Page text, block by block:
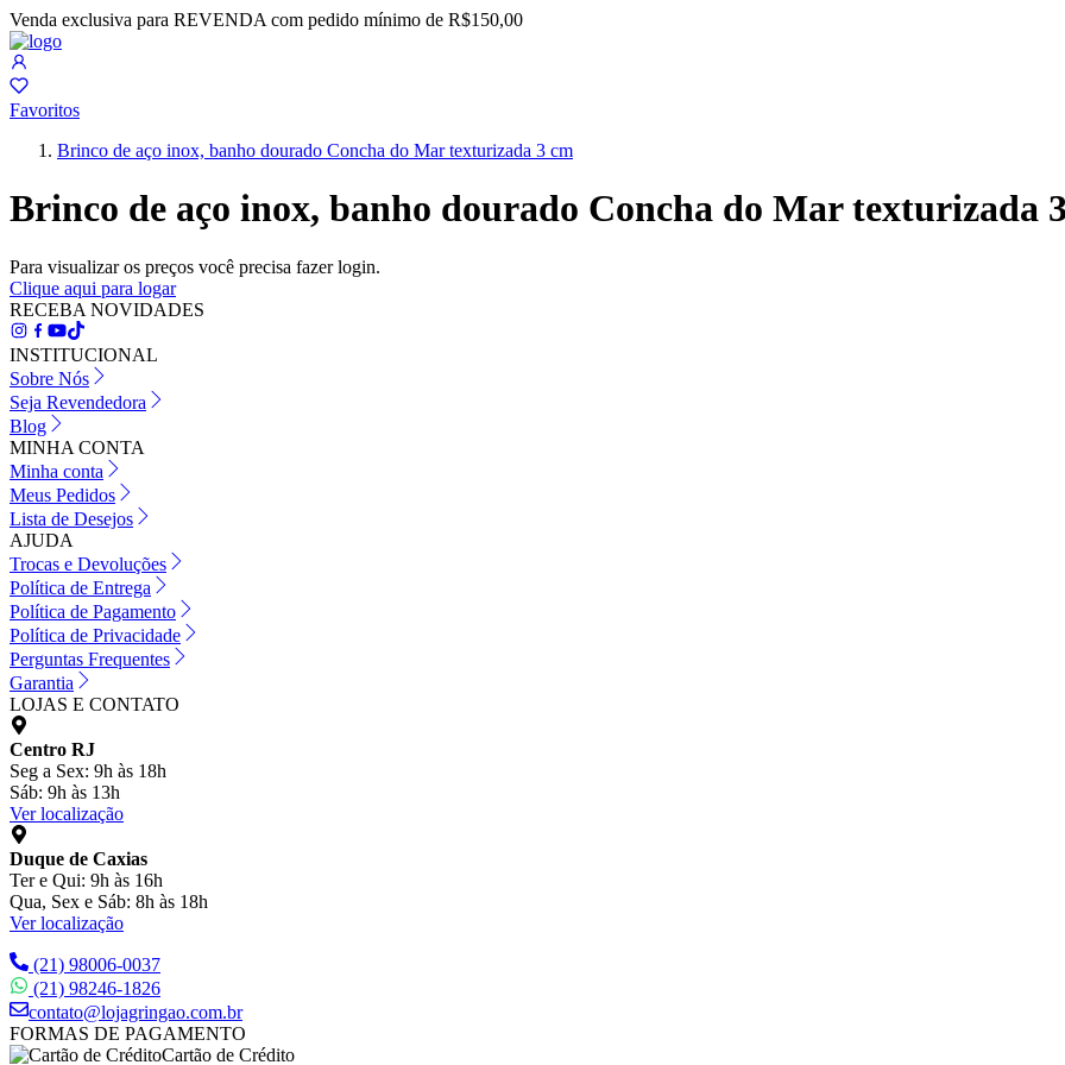
Venda exclusiva para REVENDA com pedido mínimo de R$150,00
Favoritos
Brinco de aço inox, banho dourado Concha do Mar texturizada 3 cm
Brinco de aço inox, banho dourado Concha do Mar texturizada
Para visualizar os preços você precisa fazer login.
Clique aqui para logar
RECEBA NOVIDADES
INSTITUCIONAL
Sobre Nós
Seja Revendedora
Blog
MINHA CONTA
Minha conta
Meus Pedidos
Lista de Desejos
AJUDA
Trocas e Devoluções
Política de Entrega
Política de Pagamento
Política de Privacidade
Perguntas Frequentes
Garantia
LOJAS E CONTATO
Centro RJ
Seg a Sex: 9h às 18h
Sáb: 9h às 13h
Ver localização
Duque de Caxias
Ter e Qui: 9h às 16h
Qua, Sex e Sáb: 8h às 18h
Ver localização
(21) 98006-0037
(21) 98246-1826
contato@lojagringao.com.br
FORMAS DE PAGAMENTO
Cartão de Crédito